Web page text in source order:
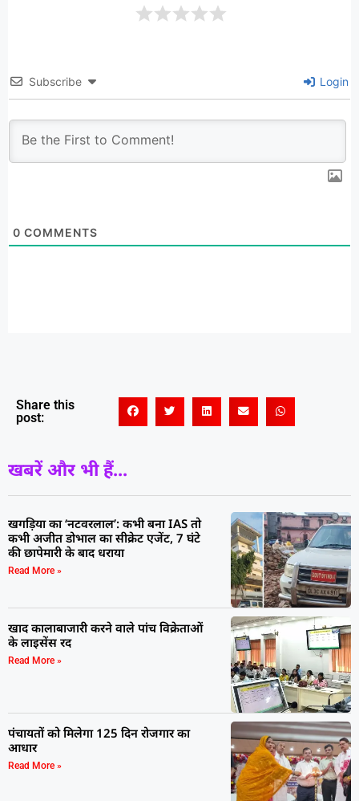
Subscribe Login
0 COMMENTS
Share this
post:
खबरें और भी हैं...
खगड़िया का ‘नटवरलाल’: कभी बना IAS तो
कभी अजीत डोभाल का सीक्रेट एजेंट, 7 घंटे
की छापेमारी के बाद धराया
Read More »
खाद कालाबाजारी करने वाले पांच विक्रेताओं
के लाइसेंस रद
Read More »
पंचायतों को मिलेगा 125 दिन रोजगार का
आधार
Read More »